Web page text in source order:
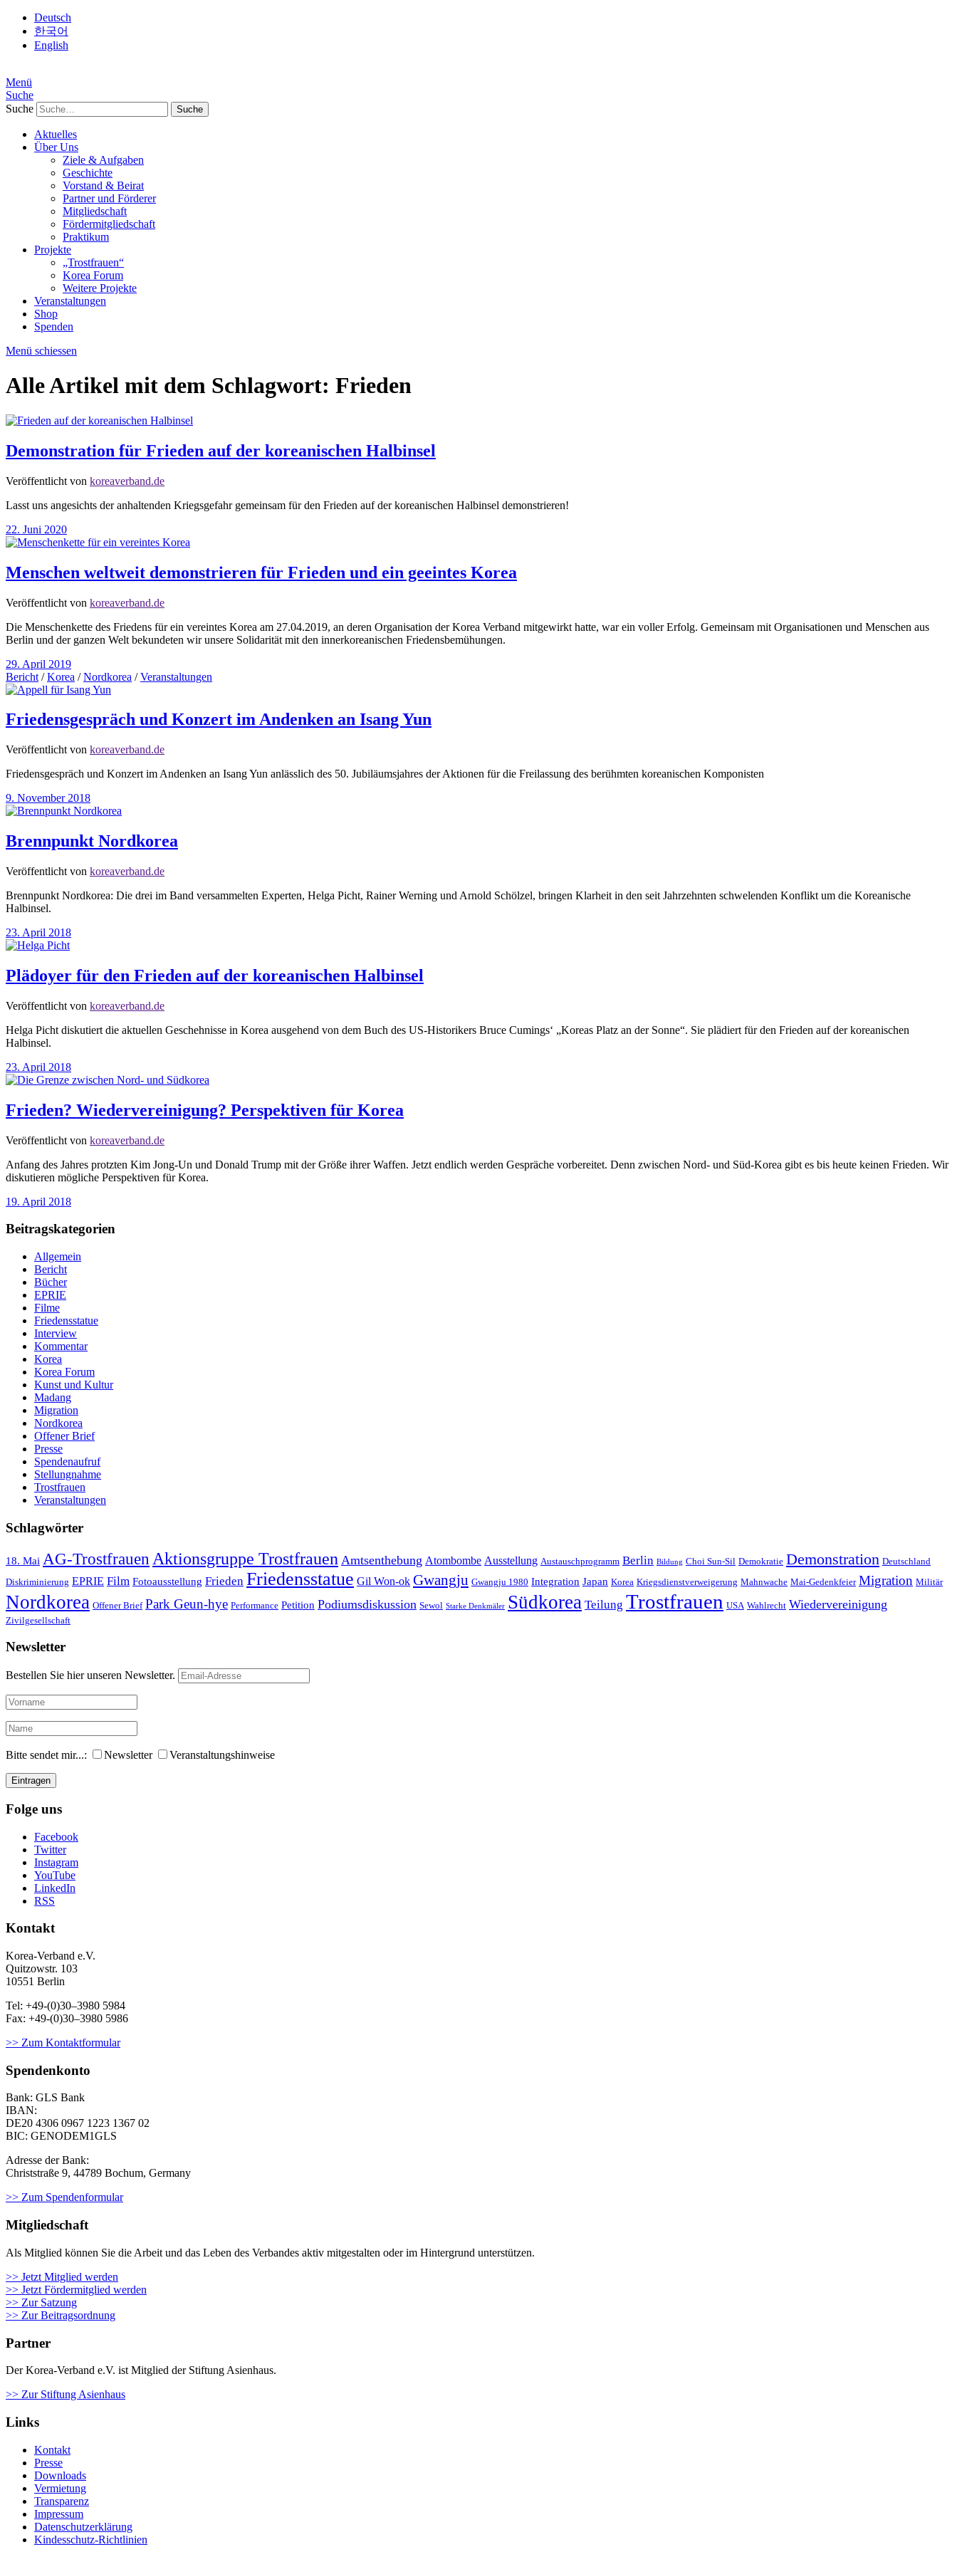
Deutsch
한국어
English
Menü
Suche
Suche
Aktuelles
Über Uns
Ziele & Aufgaben
Geschichte
Vorstand & Beirat
Partner und Förderer
Mitgliedschaft
Fördermitgliedschaft
Praktikum
Projekte
„Trostfrauen“
Korea Forum
Weitere Projekte
Veranstaltungen
Shop
Spenden
Menü schiessen
Alle Artikel mit dem Schlagwort: Frieden
Demonstration für Frieden auf der koreanischen Halbinsel
Veröffentlicht von koreaverband.de
Lasst uns angesichts der anhaltenden Kriegsgefahr gemeinsam für den Frieden auf der koreanischen Halbinsel demonstrieren!
22. Juni 2020
Menschen weltweit demonstrieren für Frieden und ein geeintes Korea
Veröffentlicht von koreaverband.de
Die Menschenkette des Friedens für ein vereintes Korea am 27.04.2019, an deren Organisation der Korea Verband mitgewirkt hatte, war ein voller Erfolg. Gemeinsam mit Organisationen und Menschen aus
Berlin und der ganzen Welt bekundeten wir unsere Solidarität mit den innerkoreanischen Friedensbemühungen.
29. April 2019
Bericht /Korea /Nordkorea /Veranstaltungen
Friedensgespräch und Konzert im Andenken an Isang Yun
Veröffentlicht von koreaverband.de
Friedensgespräch und Konzert im Andenken an Isang Yun anlässlich des 50. Jubiläumsjahres der Aktionen für die Freilassung des berühmten koreanischen Komponisten
9. November 2018
Brennpunkt Nordkorea
Veröffentlicht von koreaverband.de
Brennpunkt Nordkorea: Die drei im Band versammelten Experten, Helga Picht, Rainer Werning und Arnold Schölzel, bringen Klarheit in den seit Jahrzehnten schwelenden Konflikt um die Koreanische
Halbinsel.
23. April 2018
Plädoyer für den Frieden auf der koreanischen Halbinsel
Veröffentlicht von koreaverband.de
Helga Picht diskutiert die aktuellen Geschehnisse in Korea ausgehend von dem Buch des US-Historikers Bruce Cumings‘ „Koreas Platz an der Sonne“. Sie plädiert für den Frieden auf der koreanischen
Halbinsel.
23. April 2018
Frieden? Wiedervereinigung? Perspektiven für Korea
Veröffentlicht von koreaverband.de
Anfang des Jahres protzten Kim Jong-Un und Donald Trump mit der Größe ihrer Waffen. Jetzt endlich werden Gespräche vorbereitet. Denn zwischen Nord- und Süd-Korea gibt es bis heute keinen Frieden. Wir
diskutieren mögliche Perspektiven für Korea.
19. April 2018
Beitragskategorien
Allgemein
Bericht
Bücher
EPRIE
Filme
Friedensstatue
Interview
Kommentar
Korea
Korea Forum
Kunst und Kultur
Madang
Migration
Nordkorea
Offener Brief
Presse
Spendenaufruf
Stellungnahme
Trostfrauen
Veranstaltungen
Schlagwörter
18. Mai AG-Trostfrauen Aktionsgruppe Trostfrauen Amtsenthebung Atombombe Ausstellung Austauschprogramm Berlin Bildung Choi Sun-Sil Demokratie Demonstration Deutschland
Diskriminierung EPRIE Film Fotoausstellung Frieden Friedensstatue Gil Won-ok Gwangju Gwangju 1980 Integration Japan Korea Kriegsdienstverweigerung Mahnwache Mai-Gedenkfeier Migration Militär
Nordkorea Offener Brief Park Geun-hye Performance Petition Podiumsdiskussion Sewol Starke Denkmäler Südkorea Teilung Trostfrauen USA Wahlrecht Wiedervereinigung
Zivilgesellschaft
Newsletter
Bestellen Sie hier unseren Newsletter.
Bitte sendet mir...: Newsletter Veranstaltungshinweise
Folge uns
Facebook
Twitter
Instagram
YouTube
LinkedIn
RSS
Kontakt
Korea-Ver­band e.V.
Quitzowstr. 103
10551 Berlin
Tel: +49-(0)30–3980 5984
Fax: +49-(0)30–3980 5986
>> Zum Kontaktformular
Spendenkonto
Bank: GLS Bank
IBAN:
DE20 4306 0967 1223 1367 02
BIC: GENODEM1GLS
Adresse der Bank:
Christstraße 9, 44789 Bochum, Germany
>> Zum Spendenformular
Mitgliedschaft
Als Mit­glied kön­nen Sie die Arbeit und das Leben des Ver­ban­des aktiv mit­ge­stal­ten oder im Hin­ter­grund unter­stüt­zen.
>> Jetzt Mitglied werden
>> Jetzt Fördermitglied werden
>> Zur Satzung
>> Zur Beitragsordnung
Partner
Der Korea-Verband e.V. ist Mitglied der Stiftung Asienhaus.
>> Zur Stiftung Asienhaus
Links
Kontakt
Presse
Downloads
Vermietung
Transparenz
Impressum
Datenschutzerklärung
Kindesschutz-Richtlinien